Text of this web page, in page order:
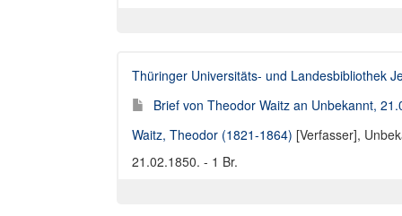
Thüringer Universitäts- und Landesbibliothek
Brief von Theodor Waitz an Unbekannt,
Waitz, Theodor (1821-1864) [Verfasser],
21.02.1850. - 1 Br.